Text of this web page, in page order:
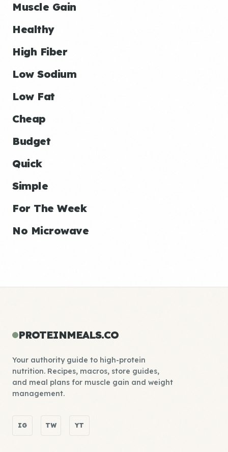
Muscle Gain
Healthy
High Fiber
Low Sodium
Low Fat
Cheap
Budget
Quick
Simple
For The Week
No Microwave
PROTEINMEALS.CO
Your authority guide to high-protein
nutrition. Recipes, macros, store guides,
and meal plans for muscle gain and weight
management.
IG TW YT